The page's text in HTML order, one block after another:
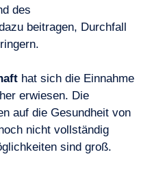
des
beitragen, Durchfall
hat sich die Einnahme
erwiesen. Die
auf die Gesundheit von
nicht vollständig
sind groß.